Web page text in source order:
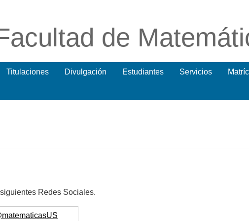
de
Titulaciones Divulgación Estudiantes Servicios
Redes Sociales.
casUS